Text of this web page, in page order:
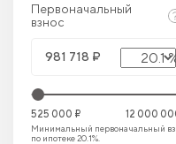
Первоначальный
взнос
20.1
525 000 ₽
12 000
Минимальный первоначальный
по ипотеке 20.1%.